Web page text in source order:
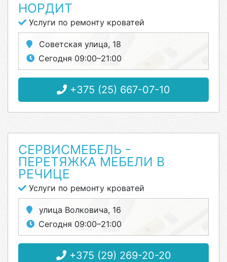
НОРДИТ
Услуги по ремонту кроватей
Советская улица, 18
Сегодня 09:00–21:00
+375 (25) 667-07-10
СЕРВИСМЕБЕЛЬ -
ПЕРЕТЯЖКА МЕБЕЛИ В
РЕЧИЦЕ
Услуги по ремонту кроватей
улица Волковича, 16
Сегодня 09:00–21:00
+375 (29) 269-20-20